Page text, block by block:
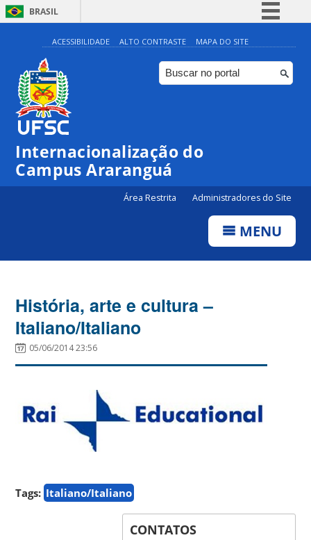
BRASIL
Simplifique!
Comunica BR
Participe
ACESSIBILIDADE ALTO CONTRASTE MAPA DO SITE
Internacionalização do
Campus Araranguá
Área Restrita Administradores do Site
MENU
História, arte e cultura –
Italiano/Italiano
05/06/2014 23:56
Tags: Italiano/Italiano
CONTATOS